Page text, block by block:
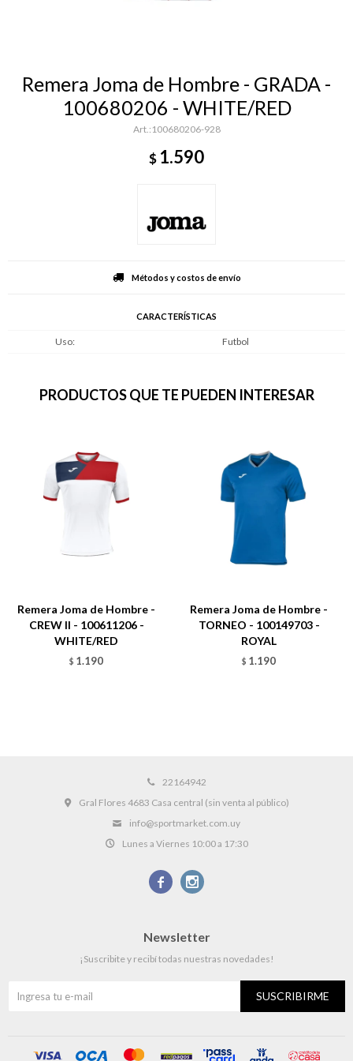
Remera Joma de Hombre - GRADA -
100680206 - WHITE/RED
100680206-928
$ 1.590
Métodos y costos de envío
CARACTERÍSTICAS
Uso Futbol
PRODUCTOS QUE TE PUEDEN INTERESAR
Remera Joma de Hombre -
CREW II - 100611206 -
WHITE/RED
$ 1.190
Remera Joma de Hombre -
TORNEO - 100149703 -
ROYAL
$ 1.190
22164942
Gral Flores 4683 Casa central (sin venta al público)
info@sportmarket.com.uy
Lunes a Viernes 10:00 a 17:30
 
Newsletter
¡Suscribite y recibí todas nuestras novedades!
SUSCRIBIRME